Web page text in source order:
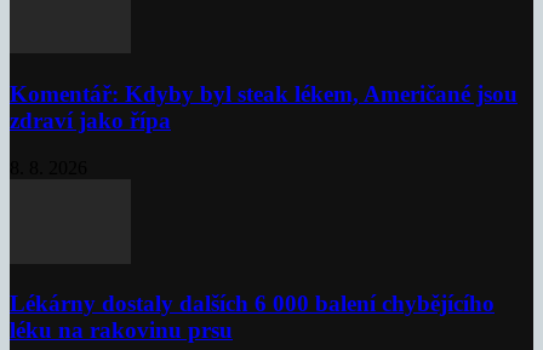
Komentář: Kdyby byl steak lékem, Američané jsou
zdraví jako řípa
Lékárny dostaly dalších 6 000 balení chybějícího
léku na rakovinu prsu